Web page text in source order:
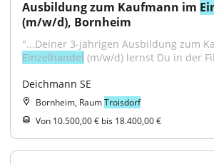
Ausbildung zum Kaufmann im
(m/w/d), Bornheim
Einzelhandel (m/w/d) lernst Du in der
Deichmann SE
Bornheim, RaumTroisdorf
Von 10.500,00 € bis 18.400,00 €